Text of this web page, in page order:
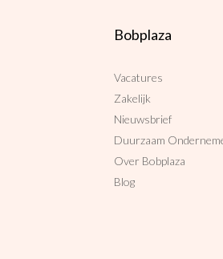
Bobplaza
Vacatures
Zakelijk
Nieuwsbrief
Duurzaam
Over Bobplaza
Blog